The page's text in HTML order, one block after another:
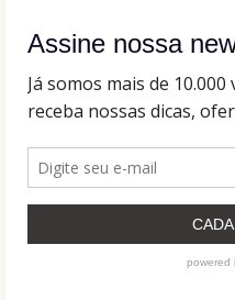
Assine nossa